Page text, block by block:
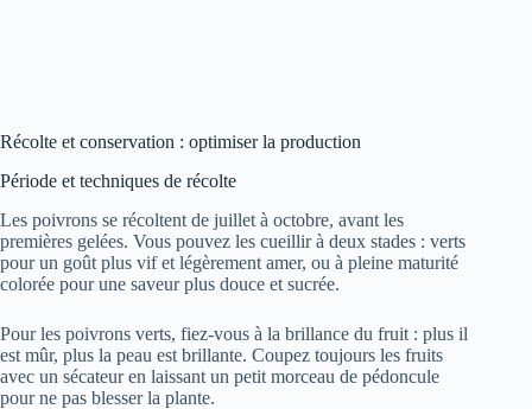
Récolte et conservation : optimiser la production
Période et techniques de récolte
Les poivrons se récoltent de juillet à octobre, avant les
premières gelées. Vous pouvez les cueillir à deux stades : verts
pour un goût plus vif et légèrement amer, ou à pleine maturité
colorée pour une saveur plus douce et sucrée.
Pour les poivrons verts, fiez-vous à la brillance du fruit : plus il
est mûr, plus la peau est brillante. Coupez toujours les fruits
avec un sécateur en laissant un petit morceau de pédoncule
pour ne pas blesser la plante.